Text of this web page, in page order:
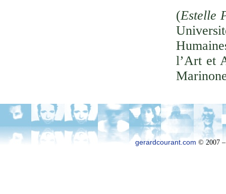
(Estelle
l’Art et
gerardcourant.com © 2007